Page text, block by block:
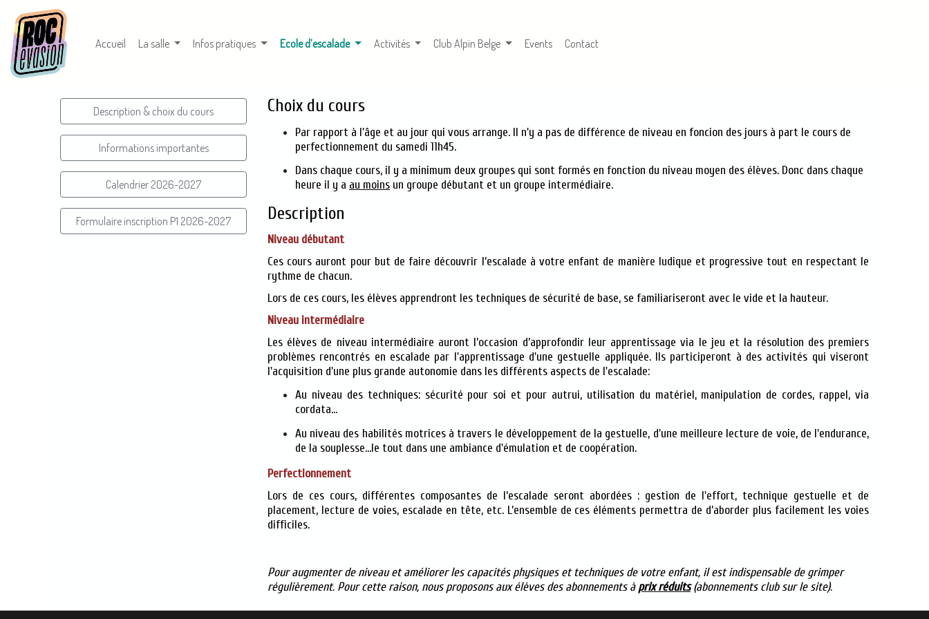
Accueil La salle Infos pratiques Ecole d’escalade (courante)
Activités Club Alpin Belge Events Contact
Description & choix du cours
Informations importantes
Calendrier 2026-2027
Formulaire inscription P1 2026-2027
Choix du cours
Par rapport à l'âge et au jour qui vous arrange. Il n'y a pas de différence de niveau en foncion des jours à part le cours de
perfectionnement du samedi 11h45.
Dans chaque cours, il y a minimum deux groupes qui sont formés en fonction du niveau moyen des élèves. Donc dans chaque
heure il y a au moins un groupe débutant et un groupe intermédiaire.
Description
Niveau débutant
Ces cours auront pour but de faire découvrir l’escalade à votre enfant de manière ludique et progressive tout en respectant le
rythme de chacun.
Lors de ces cours, les élèves apprendront les techniques de sécurité de base, se familiariseront avec le vide et la hauteur.
Niveau intermédiaire
Les élèves de niveau intermédiaire auront l’occasion d’approfondir leur apprentissage via le jeu et la résolution des premiers
problèmes rencontrés en escalade par l'apprentissage d'une gestuelle appliquée. Ils participeront à des activités qui viseront
l'acquisition d'une plus grande autonomie dans les différents aspects de l'escalade:
Au niveau des techniques: sécurité pour soi et pour autrui, utilisation du matériel, manipulation de cordes, rappel, via
cordata...
Au niveau des habilités motrices à travers le développement de la gestuelle, d'une meilleure lecture de voie, de l'endurance,
de la souplesse...le tout dans une ambiance d'émulation et de coopération.
Perfectionnement
Lors de ces cours, différentes composantes de l’escalade seront abordées : gestion de l'effort, technique gestuelle et de
placement, lecture de voies, escalade en tête, etc. L’ensemble de ces éléments permettra de d’aborder plus facilement les voies
difficiles.
Pour augmenter de niveau et améliorer les capacités physiques et techniques de votre enfant, il est indispensable de grimper
régulièrement. Pour cette raison, nous proposons aux élèves des abonnements àprix réduits(abonnements club sur le site).